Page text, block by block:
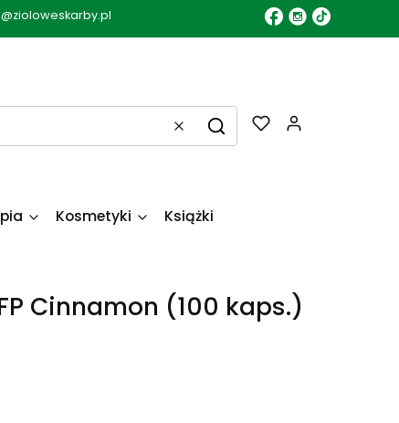
WyczyśćSzukaj
Kosmetyki Książki
FP Cinnamon (100 kaps.)